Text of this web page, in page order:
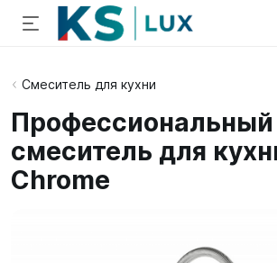
Смеситель для кухни
Профессиональный
смеситель для
Chrome